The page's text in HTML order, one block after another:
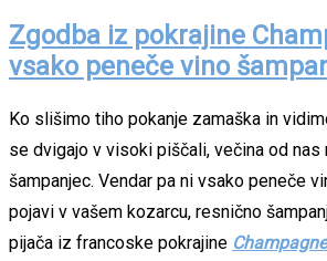
Zgodba iz pokrajine
vsako peneče vino
Ko slišimo tiho pokanje zamaška in
se dvigajo v visoki piščali, večina od
šampanjec. Vendar pa ni vsako peneče
pojavi v vašem kozarcu, resnično
pijača iz francoske pokrajine Champagne